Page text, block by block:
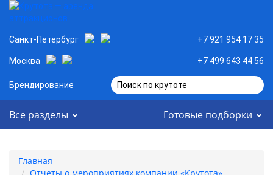
Санкт-Петербург +7 921 954 17 35
Москва +7 499 643 44 56
Брендирование Поиск по крутоте
Все разделы Готовые подборки
Главная